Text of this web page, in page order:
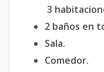
3
2 baños en
Sala.
Comedor.